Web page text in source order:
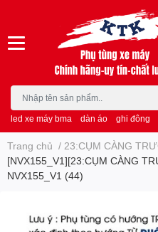
led xe máy bma dàn áo ghi đông
Trang chủ / 23:CỤM CÀNG
[NVX155_V1][23:CỤM CÀNG
NVX155_V1 (44)